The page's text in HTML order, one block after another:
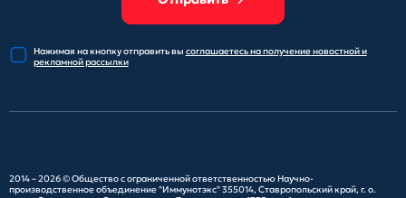
Нажимая на кнопку отправитьвы соглашаетесь на получениеновостной и
рекламной рассылки
2014 – 2026 ©Общество с ограниченной ответственностью Научно-
производственное объединение "Иммунотэкс"355014, Ставропольский край, г. о.